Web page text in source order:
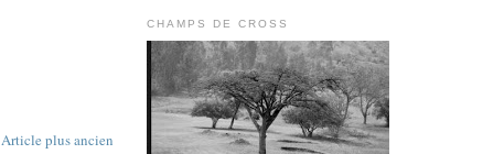
Article plus ancien
CHAMPS DE CROSS